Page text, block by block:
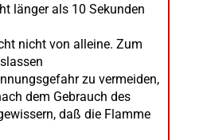
länger als 10 Sekunden
nicht von alleine. Zum
zu vermeiden,
dem Gebrauch des
daß die Flamme